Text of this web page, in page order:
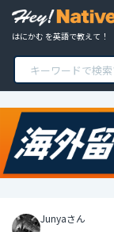
はにかむ を英語で教えて！
Junyaさん